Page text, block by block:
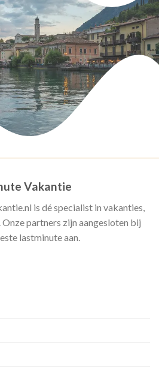
Vakantie
is dé specialist in vakanties,
Onze partners zijn aangesloten bij
lastminute aan.